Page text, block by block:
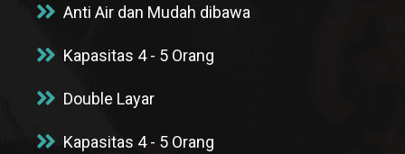
Anti Air dan Mudah dibawa
Kapasitas 4 - 5 Orang
Double Layar
Kapasitas 4 - 5 Orang